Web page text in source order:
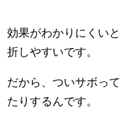
効果がわかりにくい
折しやすいです。
だから、ついサボっ
たりするんです。